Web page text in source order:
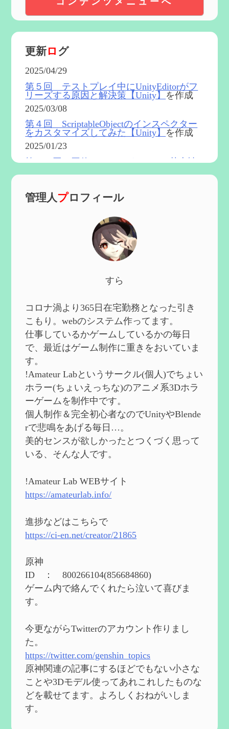
更新ロ グ
2025/04/29
第５回 テストプレイ中にUnityEditorがフ
リーズする原因と解決策【Unity】 を作成
2025/03/08
第４回 ScriptableObjectのインスペクター
をカスタマイズしてみた【Unity】 を作成
2025/01/23
第５４回 召使(アルレッキーノ)の基本性
第６０回 炎神マーヴィカの性能、探索に
第５９回 アチーブメント「対決者・２」
を作成
第５８回 集敵以外のすべてを持ってしま
ったサポーターシロネンの解説【2凸ま
2024/09/02
第５７回 アチーブメント「対決者・１」
を手に入れたい
を作成
2024/09/02
第５６回 ムアラニの簡易解説と使用感な
ど【0~1凸】
2024/08/11
第５５回 【無凸無モチ】エミリエを使っ
てみた感想を作成
2024/06/26
第４９回 フリーナの簡易性能紹介とテン
ションについての検証を更新
2024/05/12
能と3凸までを更新
2024/05/11
eを3BBB化してみた
2024/04/26
能と3凸まで
2024/04/03
第４８回 ヌヴィレットの性能と凸比較
更新
2024/2/10
能 それぞれの強みなどを作成
2024/2/04
第５２回 璃月精鋭狩ルート【沈玉の谷
編】を作成
2024/1/25
Ultimate Trainerの使い方【RE2】を作成
2024/1/23
管理人プロフィール
すら
コロナ渦より365日在宅勤務となった引き
こもり。webのシステム作ってます。
仕事しているかゲームしているかの毎日
で、最近はゲーム制作に重きをおいていま
す。
!Amateur Labというサークル(個人)でちょい
ホラー(ちょいえっちな)のアニメ系3Dホラ
ーゲームを制作中です。
個人制作＆完全初心者なのでUnityやBlende
rで悲鳴をあげる毎日…。
美的センスが欲しかったとつくづく思って
いる、そんな人です。
!Amateur Lab WEBサイト
https://amateurlab.info/
進捗などはこちらで
https://ci-en.net/creator/21865
原神
ID ： 800266104(856684860)
ゲーム内で絡んでくれたら泣いて喜びま
す。
今更ながらTwitterのアカウント作りまし
た。
https://twitter.com/genshin_topics
原神関連の記事にするほどでもない小さな
ことや3Dモデル使ってあれこれしたものな
どを載せてます。よろしくおねがいしま
す。